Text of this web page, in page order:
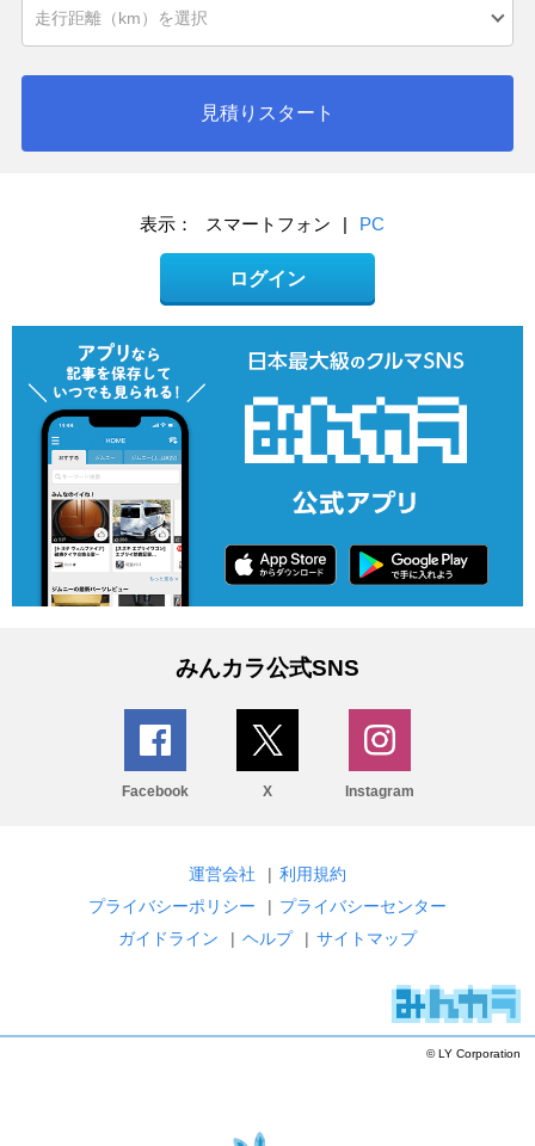
見積りスタート
表示： スマートフォン | PC
ログイン
みんカラ公式SNS
Facebook X Instagram
運営会社 | 利用規約
プライバシーポリシー
| プライバシーセンター
ガイドライン
| ヘルプ | サイトマップ
© LY Corporation